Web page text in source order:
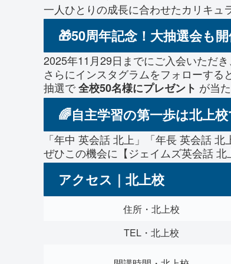
一人ひとりの成長に合わせたカリキュ
🎁50周年記念！大抽選会も
2025年11月29日までにご入会いただき、
さらにインスタグラムをフォローすると
抽選で全校50名様にプレゼント が当
🌈自主学習の第一歩は北上
「年中 英会話 北上」「年長 英会話 北
ぜひこの機会に【ジェイムズ英会話
アクセス｜北上校
住所・北上校
TEL・北上校